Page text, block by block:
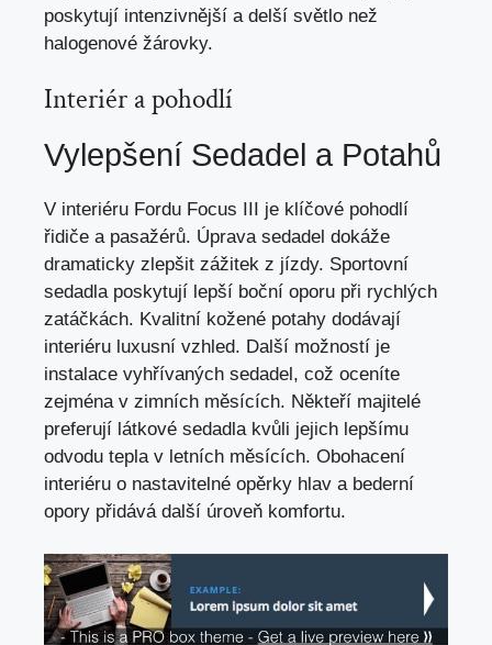
poskytují intenzivnější a delší světlo než
halogenové žárovky.
Interiér a pohodlí
Vylepšení Sedadel a Potahů
V interiéru Fordu Focus III je klíčové pohodlí
řidiče a pasažérů. Úprava sedadel dokáže
dramaticky zlepšit zážitek z jízdy. Sportovní
sedadla poskytují lepší boční oporu při rychlých
zatáčkách. Kvalitní kožené potahy dodávají
interiéru luxusní vzhled. Další možností je
instalace vyhřívaných sedadel, což oceníte
zejména v zimních měsících. Někteří majitelé
preferují látkové sedadla kvůli jejich lepšímu
odvodu tepla v letních měsících. Obohacení
interiéru o nastavitelné opěrky hlav a bederní
opory přidává další úroveň komfortu.